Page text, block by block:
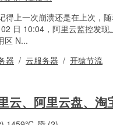
得上一次崩溃还是在上次，
日 10:04，阿里云监控发
区 N...
器 / 云服务器 / 开猿节流
云、阿里云盘、淘